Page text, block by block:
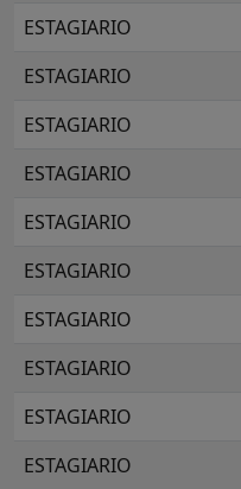
ESTAGIARIO
ESTAGIARIO
ESTAGIARIO
ESTAGIARIO
ESTAGIARIO
ESTAGIARIO
ESTAGIARIO
ESTAGIARIO
ESTAGIARIO
ESTAGIARIO